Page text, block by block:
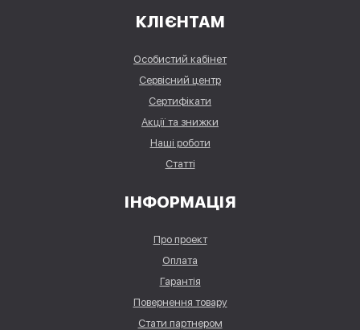
КЛІЄНТАМ
Особистий кабінет
Сервісний центр
Сертифікати
Акції та знижки
Наші роботи
Статті
ІНФОРМАЦІЯ
Про проект
Оплата
Гарантія
Повернення товару
Стати партнером